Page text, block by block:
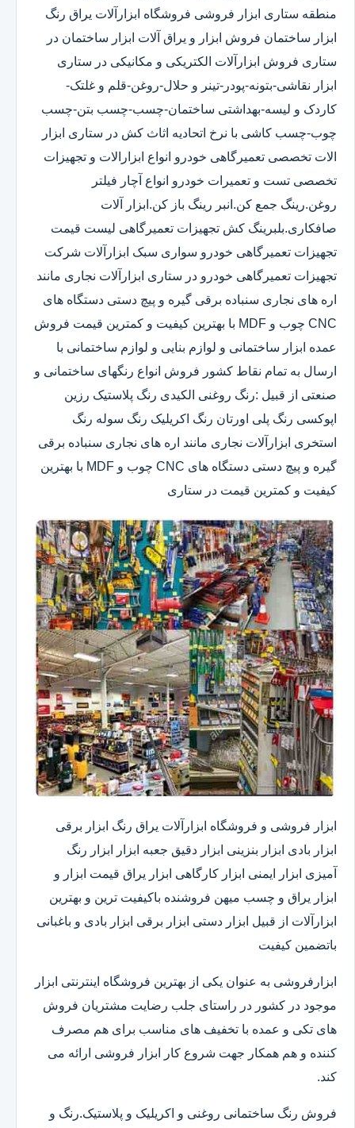
منطقه ستاری ابزار فروشی فروشگاه ابزارآلات یراق رنگ
ابزار ساختمان فروش ابزار و یراق آلات ابزار ساختمان در
ستاری فروش ابزارآلات الکتریکی و مکانیکی در ستاری
ابزار نقاشی-بتونه-پودر-تینر و حلال-روغن-قلم و غلتک-
کاردک و لیسه-بهداشتی ساختمان-چسب-چسب بتن-چسب
چوب-چسب کاشی با نرخ اتحادیه اثاث کش در ستاری ابزار
الات تخصصی تعمیرگاهی خودرو انواع ابزارالات و تجهیزات
تخصصی تست و تعمیرات خودرو انواع آچار فیلتر
روغن.رینگ جمع کن.انبر رینگ باز کن.ابزار آلات
صافکاری.بلبرینگ کش تجهیزات تعمیرگاهی لیست قیمت
تجهیزات تعمیرگاهی خودرو سواری سبک ابزارآلات شرکت
تجهیزات تعمیرگاهی خودرو در ستاری ابزارآلات نجاری مانند
اره های نجاری سنباده برقی گیره و پیچ دستی دستگاه های
CNC چوب و MDF با بهترین کیفیت و کمترین قیمت فروش
عمده ابزار ساختمانی و لوازم بنایی و لوازم ساختمانی با
ارسال به تمام نقاط کشور فروش انواع رنگهای ساختمانی و
صنعتی از قبیل :رنگ روغنی الکیدی رنگ پلاستیک رزین
اپوکسی رنگ پلی اورتان رنگ اکریلیک رنگ سوله رنگ
استخری ابزارآلات نجاری مانند اره های نجاری سنباده برقی
گیره و پیچ دستی دستگاه های CNC چوب و MDF با بهترین
کیفیت و کمترین قیمت در ستاری
ابزار فروشی و فروشگاه ابزارآلات یراق رنگ ابزار برقی
ابزار بادی ابزار بنزینی ابزار دقیق​ جعبه ابزار ابزار رنگ
آمیزی ابزار ایمنی ابزار کارگاهی ابزار یراق قیمت ابزار و
ابزار یراق و چسب میهن فروشنده باکیفیت ترین و بهترین
ابزارآلات از قبیل ابزار دستی ابزار برقی ابزار بادی و باغبانی
باتضمین کیفیت
ابزارفروشی به عنوان یکی از بهترین فروشگاه اینترنتی ابزار
موجود در کشور در راستای جلب رضایت مشتریان فروش
های تکی و عمده با تخفیف های مناسب برای هم مصرف
کننده و هم همکار جهت شروع کار ابزار فروشی ارائه می
کند.
فروش رنگ ساختمانی روغنی و اکریلیک و پلاستیک.رنگ و